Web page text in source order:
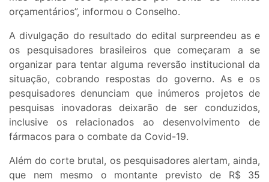
orçamentários”, informou o Conselho.
A divulgação do resultado do edital surpreendeu as e
os pesquisadores brasileiros que começaram a se
organizar para tentar alguma reversão institucional da
situação, cobrando respostas do governo. As e os
pesquisadores denunciam que inúmeros projetos de
pesquisas inovadoras deixarão de ser conduzidos,
inclusive os relacionados ao desenvolvimento de
fármacos para o combate da Covid-19.
Além do corte brutal, os pesquisadores alertam, ainda,
que nem mesmo o montante previsto de R$ 35